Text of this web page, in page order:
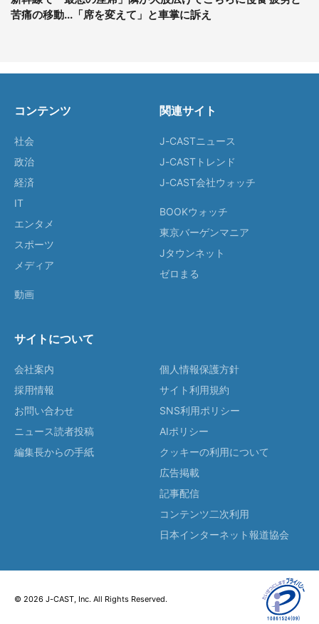
苦痛の移動...「席を変えて」と車掌に訴え
コンテンツ
社会
政治
経済
IT
エンタメ
スポーツ
メディア
動画
関連サイト
J-CASTニュース
J-CASTトレンド
J-CAST会社ウォッチ
BOOKウォッチ
東京バーゲンマニア
Jタウンネット
ゼロまる
サイトについて
会社案内
採用情報
お問い合わせ
ニュース読者投稿
編集長からの手紙
個人情報保護方針
サイト利用規約
SNS利用ポリシー
AIポリシー
クッキーの利用について
広告掲載
記事配信
コンテンツ二次利用
日本インターネット報道協会
© 2026 J-CAST, Inc. All Rights Reserved.